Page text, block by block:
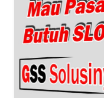
WN
PAPUA
BARAT
WN